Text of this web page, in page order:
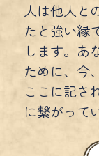
人は他人と
たと強い縁
します。あ
ために、今
ここに記さ
に繋がって